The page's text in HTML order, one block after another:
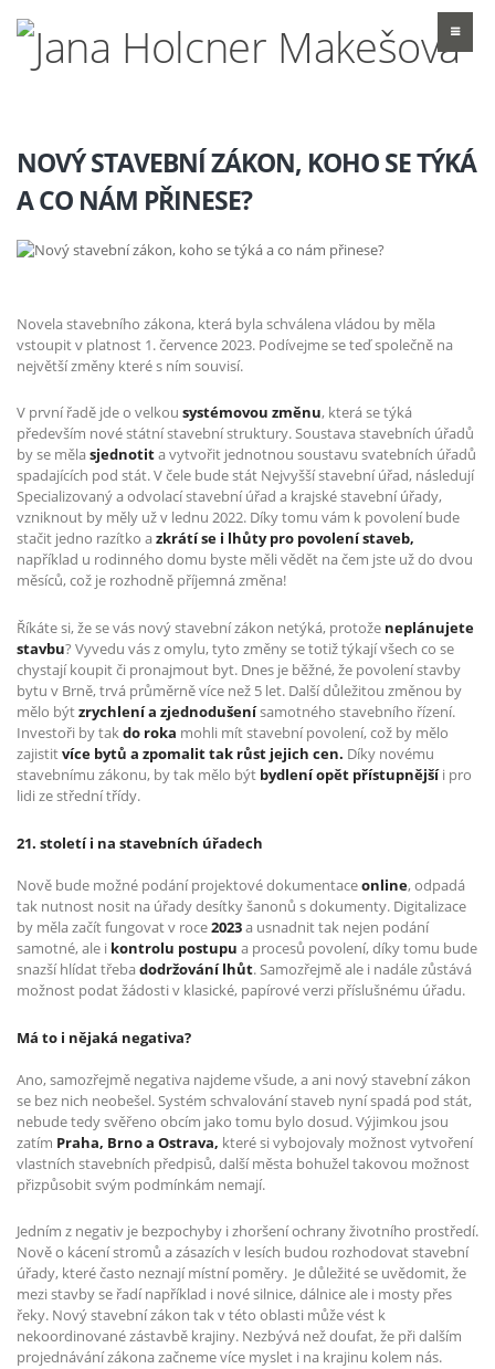
NOVÝ STAVEBNÍ ZÁKON, KOHO SE TÝKÁ
A CO NÁM PŘINESE?
Novela stavebního zákona, která byla schválena vládou by měla
vstoupit v platnost 1. července 2023. Podívejme se teď společně na
největší změny které s ním souvisí.
V první řadě jde o velkou systémovou změnu, která se týká
především nové státní stavební struktury. Soustava stavebních úřadů
by se mělasjednotita vytvořit jednotnou soustavu svatebních úřadů
spadajících pod stát. V čele bude stát Nejvyšší stavební úřad, následují
Specializovaný a odvolací stavební úřad a krajské stavební úřady,
vzniknout by měly už v lednu 2022. Díky tomu vám k povolení bude
stačit jedno razítko azkrátí se i lhůty pro povolení staveb,
například u rodinného domu byste měli vědět na čem jste už do dvou
měsíců, což je rozhodně příjemná změna!
Říkáte si, že se vás nový stavební zákon netýká, protože neplánujete
stavbu? Vyvedu vás z omylu, tyto změny se totiž týkají všech co se
chystají koupit či pronajmout byt. Dnes je běžné, že povolení stavby
bytu v Brně, trvá průměrně více než 5 let. Další důležitou změnou by
mělo býtzrychlení a zjednodušenísamotného stavebního řízení.
Investoři by takdo roka mohli mít stavební povolení, což by mělo
zajistitvíce bytů a zpomalit tak růst jejich cen. Díky novému
stavebnímu zákonu, by tak mělo být bydlení opět přístupnějšíi pro
lidi ze střední třídy.
21. století i na stavebních úřadech
Nově bude možné podání projektové dokumentaceonline, odpadá
tak nutnost nosit na úřady desítky šanonů s dokumenty. Digitalizace
by měla začít fungovat v roce2023a usnadnit tak nejen podání
samotné, ale i kontrolu postupu a procesů povolení, díky tomu bude
snazší hlídat třebadodržování lhůt. Samozřejmě ale i nadále zůstává
možnost podat žádosti v klasické, papírové verzi příslušnému úřadu.
Má to i nějaká negativa?
Ano, samozřejmě negativa najdeme všude, a ani nový stavební zákon
se bez nich neobešel. Systém schvalování staveb nyní spadá pod stát,
nebude tedy svěřeno obcím jako tomu bylo dosud. Výjimkou jsou
zatím Praha, Brno a Ostrava, které si vybojovaly možnost vytvoření
vlastních stavebních předpisů, další města bohužel takovou možnost
přizpůsobit svým podmínkám nemají.
Jedním z negativ je bezpochyby i zhoršení ochrany životního prostředí.
Nově o kácení stromů a zásazích v lesích budou rozhodovat stavební
úřady, které často neznají místní poměry. Je důležité se uvědomit, že
mezi stavby se řadí například i nové silnice, dálnice ale i mosty přes
řeky. Nový stavební zákon tak v této oblasti může vést k
nekoordinované zástavbě krajiny. Nezbývá než doufat, že při dalším
projednávání zákona začneme více myslet i na krajinu kolem nás.